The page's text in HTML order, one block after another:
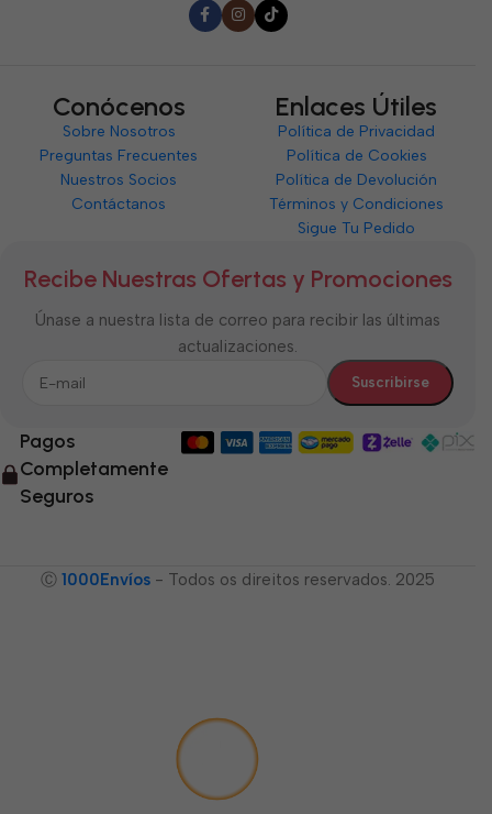
Conócenos
Sobre Nosotros
Preguntas Frecuentes
Nuestros Socios
Contáctanos
Enlaces Útiles
Política de Privacidad
Política de Cookies
Política de Devolución
Términos y Condiciones
Sigue Tu Pedido
Recibe Nuestras Ofertas y Promociones
Únase a nuestra lista de correo para recibir las últimas
actualizaciones.
Pagos
Completamente
Seguros
Ⓒ 1000Envíos - Todos os direitos reservados. 2025